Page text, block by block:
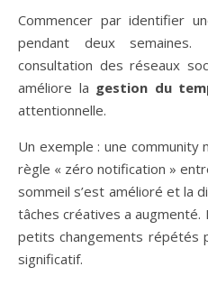
Commencer par identifier
pendant deux
consultation des réseaux
améliore la gestion du
attentionnelle.
Un exemple : une community
règle « zéro notification »
sommeil s’est amélioré et la
tâches créatives a augmenté.
petits changements répétés
significatif.